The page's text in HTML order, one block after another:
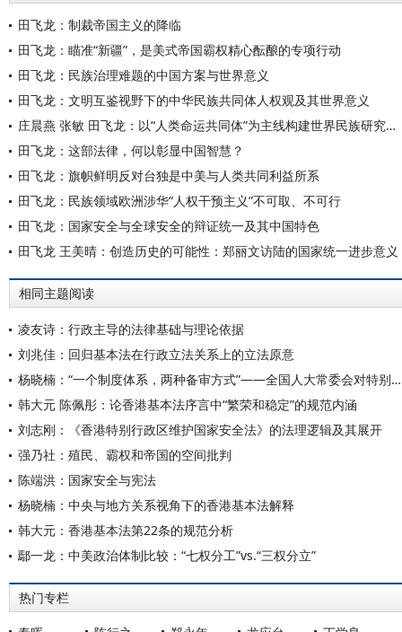
田飞龙：制裁帝国主义的降临
田飞龙：瞄准“新疆”，是美式帝国霸权精心酝酿的专项行动
田飞龙：民族治理难题的中国方案与世界意义
田飞龙：文明互鉴视野下的中华民族共同体人权观及其世界意义
庄晨燕 张敏 田飞龙：以“人类命运共同体”为主线构建世界民族研究自主知识体系
田飞龙：这部法律，何以彰显中国智慧？
田飞龙：旗帜鲜明反对台独是中美与人类共同利益所系
田飞龙：民族领域欧洲涉华“人权干预主义”不可取、不可行
田飞龙：国家安全与全球安全的辩证统一及其中国特色
田飞龙 王美晴：创造历史的可能性：郑丽文访陆的国家统一进步意义
相同主题阅读
凌友诗：行政主导的法律基础与理论依据
刘兆佳：回归基本法在行政立法关系上的立法原意
杨晓楠：“一个制度体系，两种备审方式”——全国人大常委会对特别行政区本地法律的监督
韩大元 陈佩彤：论香港基本法序言中“繁荣和稳定”的规范内涵
刘志刚：《香港特别行政区维护国家安全法》的法理逻辑及其展开
强乃社：殖民、霸权和帝国的空间批判
陈端洪：国家安全与宪法
杨晓楠：中央与地方关系视角下的香港基本法解释
韩大元：香港基本法第22条的规范分析
鄢一龙：中美政治体制比较：“七权分工”vs.“三权分立”
热门专栏